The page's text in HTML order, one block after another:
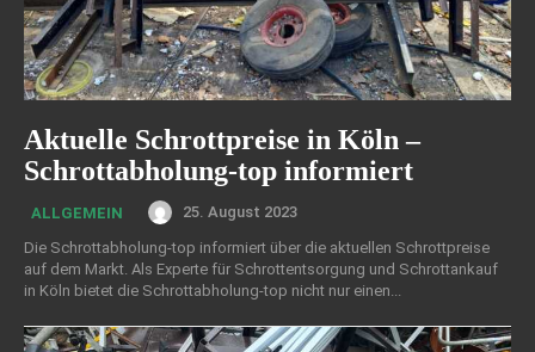
Aktuelle Schrottpreise in Köln –
Schrottabholung-top informiert
ALLGEMEIN
25. August 2023
Die Schrottabholung-top informiert über die aktuellen Schrottpreise
auf dem Markt. Als Experte für Schrottentsorgung und Schrottankauf
in Köln bietet die Schrottabholung-top nicht nur einen...